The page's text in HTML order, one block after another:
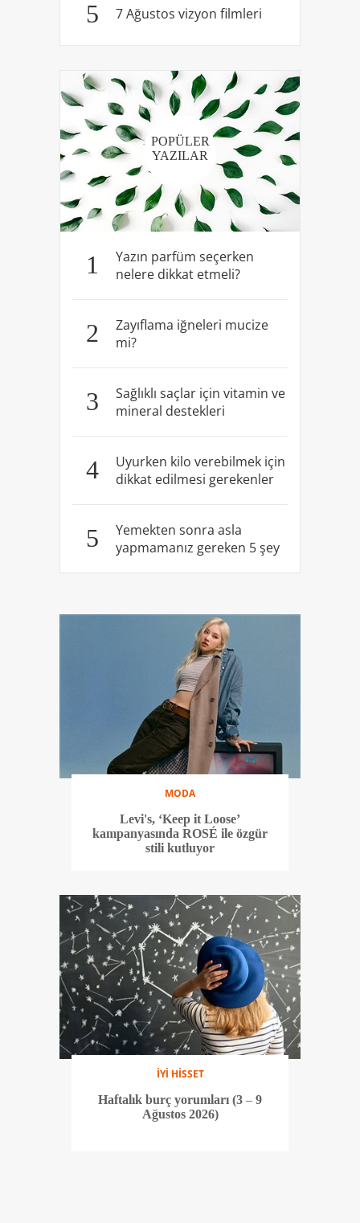
5 7 Ağustos vizyon filmleri
POPÜLER
YAZILAR
1
Yazın parfüm seçerken
nelere dikkat etmeli?
2
Zayıflama iğneleri mucize
mi?
3
Sağlıklı saçlar için vitamin ve
mineral destekleri
4
Uyurken kilo verebilmek için
dikkat edilmesi gerekenler
5
Yemekten sonra asla
yapmamanız gereken 5 şey
MODA
Levi's, ‘Keep it Loose’
kampanyasında ROSÉ ile özgür
stili kutluyor
İYİ HİSSET
Haftalık burç yorumları (3 – 9
Ağustos 2026)